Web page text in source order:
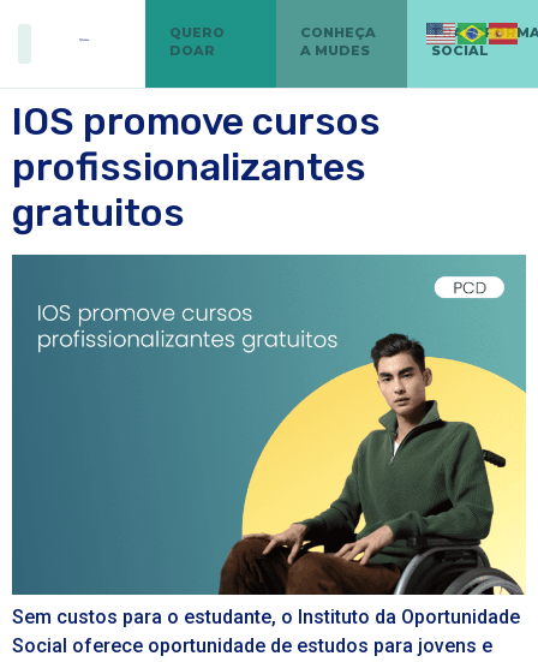
QUERO
DOAR
CONHEÇA
A MUDES
SOCIAL
IOS promove cursos
profissionalizantes
gratuitos
Sem custos para o estudante, o Instituto da Oportunidade
Social oferece oportunidade de estudos para jovens e